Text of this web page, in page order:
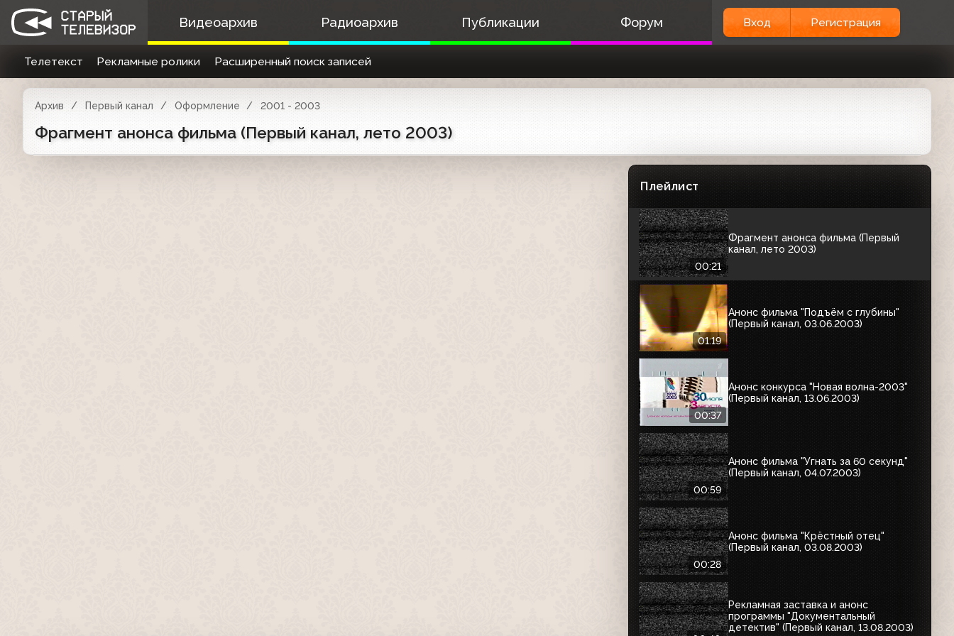
Видеоархив Радиоархив Публикации Форум Вход Регистрация
Телетекст Рекламные ролики Расширенный поиск записей
Архив Первый канал Оформление 2001 - 2003
Фрагмент анонса фильма (Первый канал, лето 2003)
Плейлист
01:00
Анонс к 300-летию Санкт-Петербурга
(Первый канал, 28.05.2003)
Анонс фильма "Русский ковчег"
00:21
Анонс программы "Театр кукол с
Михаилом Леонтьевым" (Первый
00:21
Фрагмент анонса фильма (Первый
канал, лето 2003)
01:19
Анонс фильма "Подъём с глубины"
(Первый канал, 03.06.2003)
00:37
Анонс конкурса "Новая волна-2003"
(Первый канал, 13.06.2003)
00:59
Анонс фильма "Угнать за 60 секунд"
(Первый канал, 04.07.2003)
00:28
Анонс фильма "Крёстный отец"
(Первый канал, 03.08.2003)
Рекламная заставка и анонс
программы "Документальный
детектив" (Первый канал, 13.08.2003)